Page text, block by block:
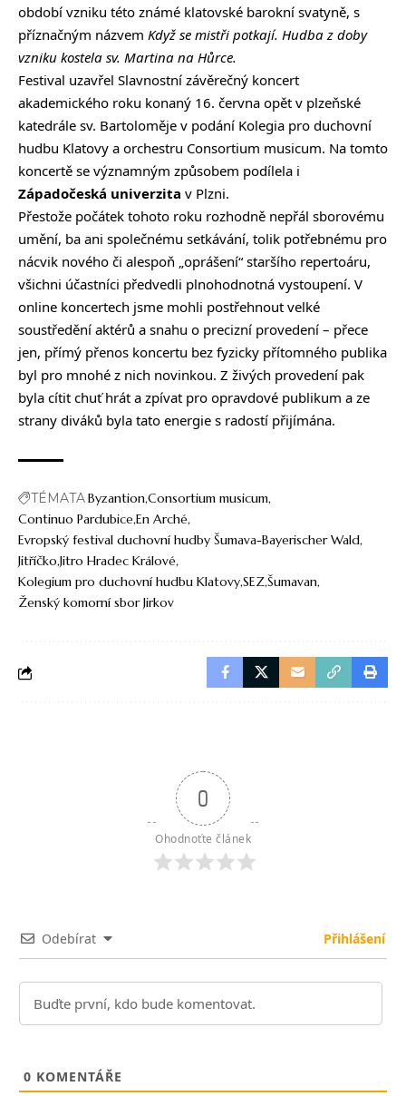
období vzniku této známé klatovské barokní svatyně, s
příznačným názvem Když se mistři potkají. Hudba z doby
vzniku kostela sv. Martina na Hůrce.
Festival uzavřel Slavnostní závěrečný koncert
akademického roku konaný 16. června opět v plzeňské
katedrále sv. Bartoloměje v podání Kolegia pro duchovní
hudbu Klatovy a orchestru Consortium musicum. Na tomto
koncertě se významným způsobem podílela i
Západočeská univerzita v Plzni.
Přestože počátek tohoto roku rozhodně nepřál sborovému
umění, ba ani společnému setkávání, tolik potřebnému pro
nácvik nového či alespoň „oprášení“ staršího repertoáru,
všichni účastníci předvedli plnohodnotná vystoupení. V
online koncertech jsme mohli postřehnout velké
soustředění aktérů a snahu o precizní provedení – přece
jen, přímý přenos koncertu bez fyzicky přítomného publika
byl pro mnohé z nich novinkou. Z živých provedení pak
byla cítit chuť hrát a zpívat pro opravdové publikum a ze
strany diváků byla tato energie s radostí přijímána.
TÉMATAByzantionConsortium musicum
Continuo PardubiceEn Arché
Evropský festival duchovní hudby Šumava-Bayerischer Wald
Jitříčko Jitro Hradec Králové
Kolegium pro duchovní hudbu KlatovySEZŠumavan
Ženský komorní sbor Jirkov
0
Ohodnoťte článek
Odebírat Přihlášení
0 KOMENTÁŘE